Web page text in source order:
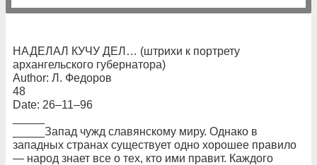
НАДЕЛАЛ КУЧУ ДЕЛ… (штрихи к портрету
архангельского губернатора)
Author: Л. Федоров
48
Date: 26–11–96
_____Запад чужд славянскому миру. Однако в
западных странах существует одно хорошее правило
— народ знает все о тех, кто ими правит. Каждого